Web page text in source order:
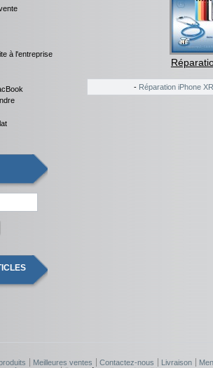
à l'entreprise
- Réparation iPhone XR
Meilleures ventes Contactez-nous Livraison